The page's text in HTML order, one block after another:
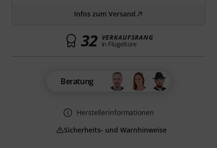
Infos zum Versand
32 VERKAUFSRANG
in Flügeltore
Beratung
Herstellerinformationen
Sicherheits- und Warnhinweise